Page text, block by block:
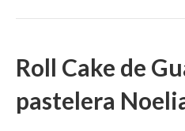
Roll Cake de
pastelera